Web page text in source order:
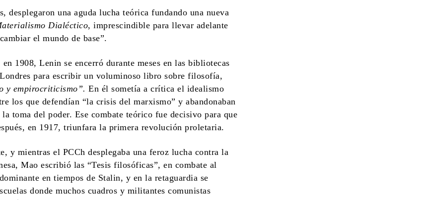
desplegaron una aguda lucha teórica fundando una nueva
Dialéctico, imprescindible para llevar adelante
el mundo de base”.
en 1908, Lenin se encerró durante meses en las bibliotecas
para escribir un voluminoso libro sobre filosofía,
y empirocriticismo”. En él sometía a crítica el idealismo
los que defendían “la crisis del marxismo” y abandonaban
toma del poder. Ese combate teórico fue decisivo para que
en 1917, triunfara la primera revolución proletaria.
y mientras el PCCh desplegaba una feroz lucha contra la
Mao escribió las “Tesis filosóficas”, en combate al
en tiempos de Stalin, y en la retaguardia se
donde muchos cuadros y militantes comunistas